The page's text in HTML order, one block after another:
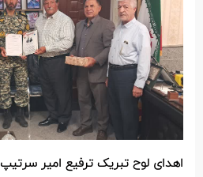
اهدای لوح تبریک ترفیع امیر سرتیپ۲ ستاد حسین صادق زاده فرمانده تیپ ۲۵ واکنش سریع شهید آبگون نزاجا مستقر در تبریز